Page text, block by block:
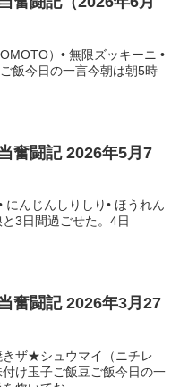
）• 無限ズッキーニ •
飯今日の一言今朝は朝5時
奮闘記 2026年5月7
んじんしりしり• ほうれん
3日間過ごせた。4日
奮闘記 2026年3月27
きザ★シュウマイ（ニチレ
け玉子ご飯豆ご飯今日の一